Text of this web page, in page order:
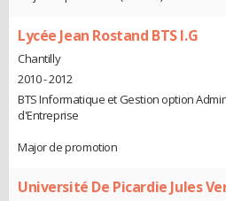
Lycée Jean Rostand BTS I.G
Chantilly
2010 - 2012
BTS Informatique et Gestion option
d'Entreprise
Major de promotion
Université De Picardie Jules